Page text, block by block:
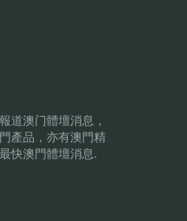
道澳门體壇消息，
產品，亦有澳門精
快澳門體壇消息.